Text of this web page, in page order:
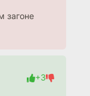
загоне
+3